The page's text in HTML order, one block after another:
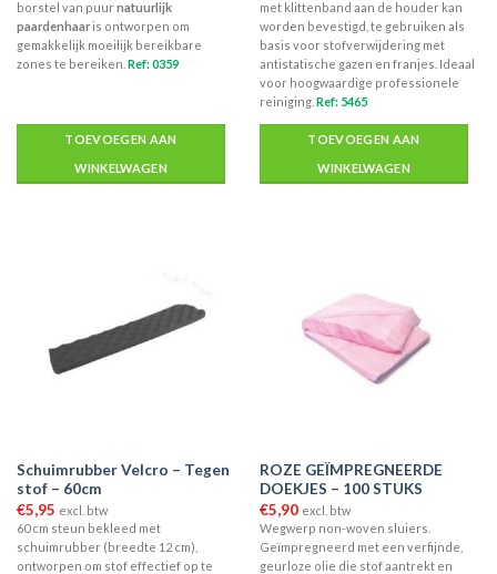
borstel van puurnatuurlijk
paardenhaaris ontworpen om
gemakkelijk moeilijk bereikbare
zones te bereiken. Ref: 0359
TOEVOEGEN AAN
WINKELWAGEN
met klittenband aan de houder kan
worden bevestigd, te gebruiken als
basis voor stofverwijdering met
antistatische gazen en franjes. Ideaal
voor hoogwaardige professionele
reiniging. Ref: 5465
TOEVOEGEN AAN
WINKELWAGEN
Schuimrubber Velcro – Tegen
stof – 60cm
€5,95 excl. btw
60 cm steun bekleed met
schuimrubber (breedte 12 cm),
ontworpen om stof effectief op te
ROZE GEÏMPREGNEERDE
DOEKJES – 100 STUKS
€5,90 excl. btw
Wegwerp non-woven sluiers.
Geïmpregneerd met een verfijnde,
geurloze olie die stof aantrekt en